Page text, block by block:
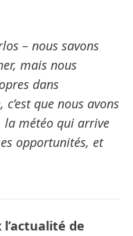
– nous savons
mais nous
dans
que nous avons
la météo qui arrive
opportunités, et
de